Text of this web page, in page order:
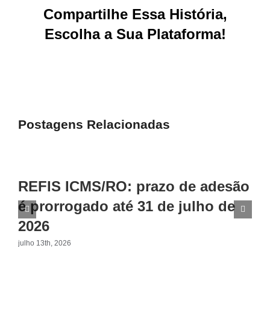
Compartilhe Essa História,
Escolha a Sua Plataforma!
Postagens Relacionadas
REFIS ICMS/RO: prazo de adesão
é prorrogado até 31 de julho de
2026
julho 13th, 2026